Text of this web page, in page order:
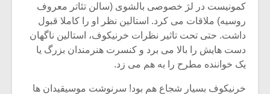
کمونیست در لژ خصوصی بالشوی (سالن تئاتر معروف
روسیه) ملاقات می کرد. استالین نظر او را کاملا قبول
داشت. حتی تحت تاثیر نظرات خرنیکوف، استالین ناگهان
دست هایش را بالا می برد و کنسرت هنرمندان بزرگ یا
یک خواننده مطرح را به هم می زد.
خرنیکوف بسیار شجاع هم بود! سرنوشت موسیقیدان ها